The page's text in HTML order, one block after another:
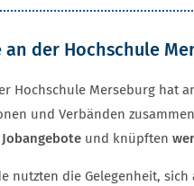
an der Hochschule
Hochschule Merseburg hat
und Verbänden
und knüpften
nutzten die Gelegenheit,